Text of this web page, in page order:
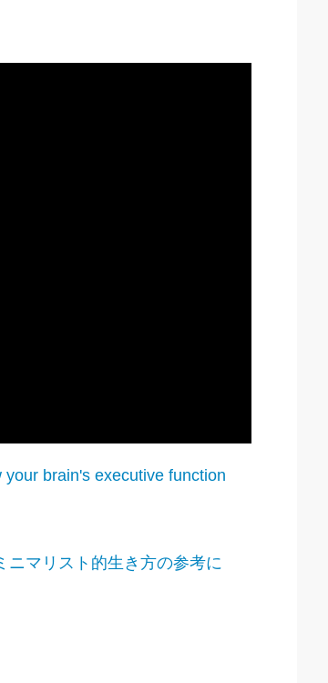
brain's executive function
ニマリスト的生き方の参考に